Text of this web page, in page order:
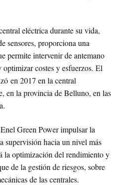
eléctrica durante su vida,
sensores, proporciona una
permite intervenir de antemano
costes y esfuerzos. El
en 2017 en la central
en la provincia de Belluno, en las
Green Power impulsar la
supervisión hacia un nivel más
la optimización del rendimiento y
de la gestión de riesgos, sobre
de las centrales.